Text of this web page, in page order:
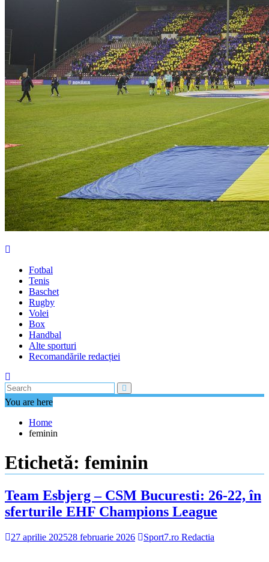
Fotbal
Tenis
Baschet
Rugby
Volei
Box
Handbal
Alte sporturi
Recomandările redacției
You are here
Home
feminin
Etichetă: feminin
Team Esbjerg – CSM Bucuresti: 26-22, în
sferturile EHF Champions League
27 aprilie 202528 februarie 2026 Sport7.ro Redactia